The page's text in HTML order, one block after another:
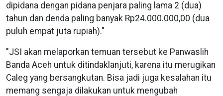
dipidana dengan pidana penjara paling lama 2 (dua)
tahun dan denda paling banyak Rp24.000.000,00 (dua
puluh empat juta rupiah)."
"JSI akan melaporkan temuan tersebut ke Panwaslih
Banda Aceh untuk ditindaklanjuti, karena itu merugikan
Caleg yang bersangkutan. Bisa jadi juga kesalahan itu
memang sengaja dilakukan untuk mengubah